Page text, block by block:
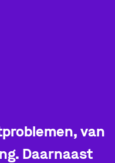
van
Daarnaast